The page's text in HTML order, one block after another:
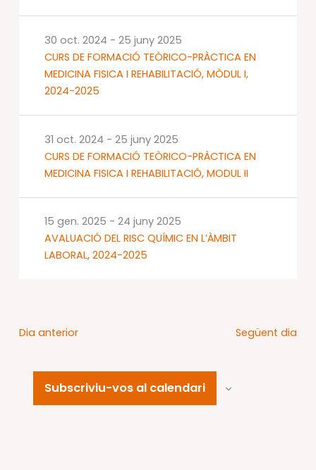
CURS DE FORMACIÓ TEÒRICO-PRÀCTICA EN
MEDICINA FISICA I REHABILITACIÓ, MÒDUL I,
2024-2025
30 oct. 2024 - 25 juny 2025
CURS DE FORMACIÓ TEÒRICO-PRÀCTICA EN
MEDICINA FISICA I REHABILITACIÓ, MODUL II
31 oct. 2024 - 25 juny 2025
AVALUACIÓ DEL RISC QUÍMIC EN L’ÀMBIT
LABORAL, 2024-2025
15 gen. 2025 - 24 juny 2025
Dia anterior Següent dia
Subscriviu-vos al calendari